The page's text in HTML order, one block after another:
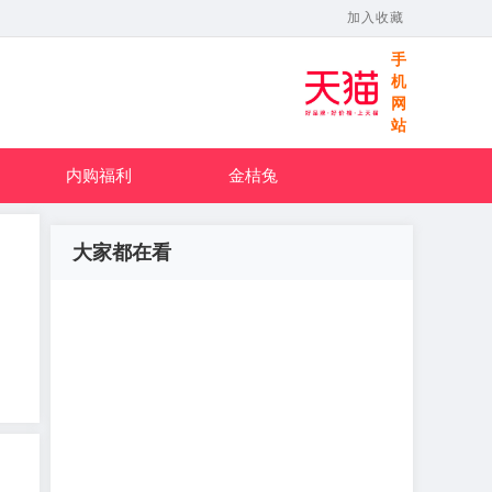
加入收藏
手
机
网
站
内购福利 金桔兔
大家都在看